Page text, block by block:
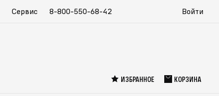
Сервис 8-800-550-68-42 Войти
ИЗБРАННОЕ КОРЗИНА